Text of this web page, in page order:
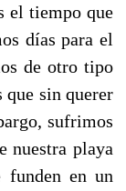
el tiempo que
días para el
de otro tipo
que sin querer
sufrimos
nuestra playa
funden en un